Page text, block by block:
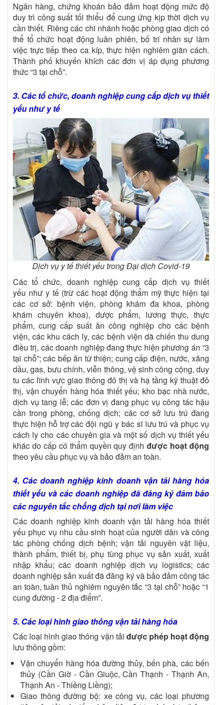
Ngân hàng, chứng khoán bảo đảm hoạt động mức độ
duy trì công suất tối thiểu để cung ứng kịp thời dịch vụ
cần thiết. Riêng các chi nhánh hoặc phòng giao dịch có
thể tổ chức hoạt động luân phiên, bố trí nhân sự làm
việc trực tiếp theo ca kíp, thực hiện nghiêm giãn cách.
Thành phố khuyến khích các đơn vị áp dụng phương
thức “3 tại chỗ”.
3. Các tổ chức, doanh nghiệp cung cấp dịch vụ thiết
yếu như y tế
Dịch vụ y tế thiết yếu trong Đại dịch Covid-19
Các tổ chức, doanh nghiệp cung cấp dịch vụ thiết
yếu như y tế (trừ các hoạt động thẩm mỹ thực hiện tại
các cơ sở: bệnh viện, phòng khám đa khoa, phòng
khám chuyên khoa), dược phẩm, lương thực, thực
phẩm, cung cấp suất ăn công nghiệp cho các bệnh
viện, các khu cách ly, các bệnh viện dã chiến thu dung
điều trị, các doanh nghiệp đang thực hiện phương án “3
tại chỗ”; các bếp ăn từ thiện; cung cấp điện, nước, xăng
dầu, gas, bưu chính, viễn thông, vệ sinh công cộng, duy
tu các lĩnh vực giao thông đô thị và hạ tầng kỹ thuật đô
thị, vận chuyển hàng hóa thiết yếu; kho bạc nhà nước,
dịch vụ tang lễ; các đơn vị đang phục vụ công tác hậu
cần trong phòng, chống dịch; các cơ sở lưu trú đang
thực hiện hỗ trợ các đội ngũ y bác sĩ lưu trú và phục vụ
cách ly cho các chuyên gia và một số dịch vụ thiết yếu
khác do cấp có thẩm quyền quy địnhđược hoạt động
theo yêu cầu phục vụ và bảo đảm an toàn.
4. Các doanh nghiệp kinh doanh vận tải hàng hóa
thiết yếu và các doanh nghiệp đã đăng ký đảm bảo
các nguyên tắc chống dịch tại nơi làm việc
Các doanh nghiệp kinh doanh vận tải hàng hóa thiết
yếu phục vụ nhu cầu sinh hoạt của người dân và công
tác phòng chống dịch bệnh; vận tải nguyên vật liệu,
thành phẩm, thiết bị, phụ tùng phục vụ sản xuất, xuất
nhập khẩu; các doanh nghiệp dịch vụ logistics; các
doanh nghiệp sản xuất đã đăng ký và bảo đảm công tác
an toàn, tuân thủ nghiêm nguyên tắc “3 tại chỗ” hoặc “1
cung đường - 2 địa điểm”.
5. Các loại hình giao thông vận tải hàng hóa
Các loại hình giao thông vận tải được phép hoạt động
lưu thông gồm:
Vận chuyển hàng hóa đường thủy, bến phà, các bến
thủy (Cần Giờ - Cần Giuộc, Cần Thạnh - Thạnh An,
Thạnh An - Thiềng Liềng);
Giao thông đường bộ: xe công vụ, các loại phương